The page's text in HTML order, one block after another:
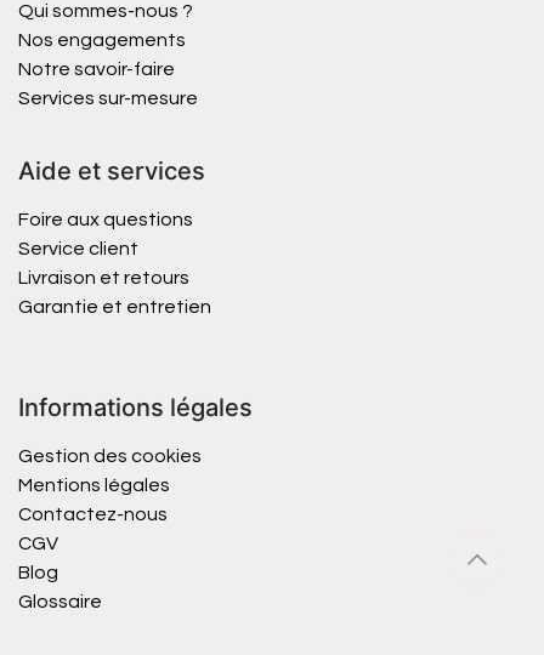
Qui sommes-nous ?
Nos engagements
Notre savoir-faire
Services sur-mesure
Aide et services
Foire aux questions
Service client
Livraison et retours
Garantie et entretien
Informations légales
Gestion des cookies
Mentions légales
Contactez-nous
CGV
Blog
Glossaire